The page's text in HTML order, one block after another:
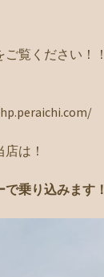
覧ください！！
は！
乗り込みます！